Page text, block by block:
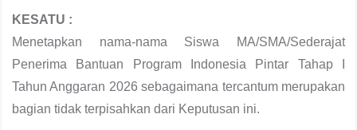
KESATU :
Menetapkan nama-nama Siswa MA/SMA/Sederajat
Penerima Bantuan Program Indonesia Pintar Tahap I
Tahun Anggaran 2026 sebagaimana tercantum merupakan
bagian tidak terpisahkan dari Keputusan ini.